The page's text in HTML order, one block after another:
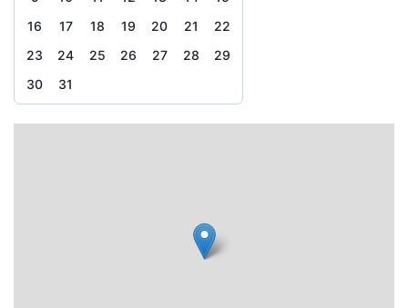
16
17 18 19 20 21
22
23
24 25 26 27 28
29
30
31